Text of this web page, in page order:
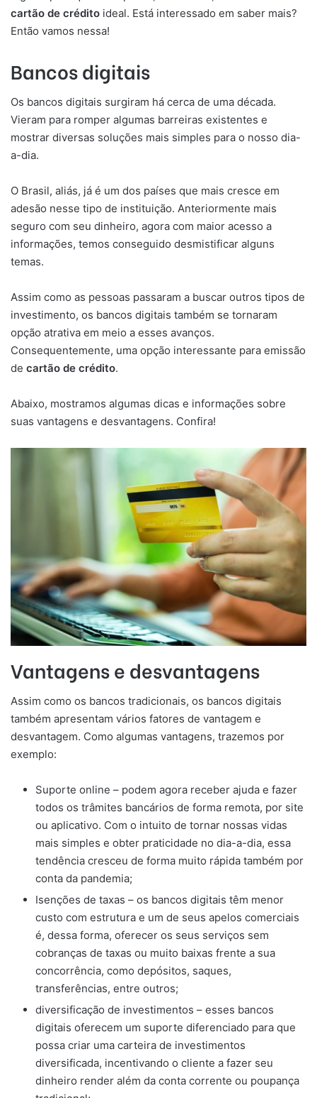
cartão de crédito ideal. Está interessado em saber mais?
Então vamos nessa!
Bancos digitais
Os bancos digitais surgiram há cerca de uma década.
Vieram para romper algumas barreiras existentes e
mostrar diversas soluções mais simples para o nosso dia-
a-dia.
O Brasil, aliás, já é um dos países que mais cresce em
adesão nesse tipo de instituição. Anteriormente mais
seguro com seu dinheiro, agora com maior acesso a
informações, temos conseguido desmistificar alguns
temas.
Assim como as pessoas passaram a buscar outros tipos de
investimento, os bancos digitais também se tornaram
opção atrativa em meio a esses avanços.
Consequentemente, uma opção interessante para emissão
de cartão de crédito.
Abaixo, mostramos algumas dicas e informações sobre
suas vantagens e desvantagens. Confira!
Vantagens e desvantagens
Assim como os bancos tradicionais, os bancos digitais
também apresentam vários fatores de vantagem e
desvantagem. Como algumas vantagens, trazemos por
exemplo:
Suporte online – podem agora receber ajuda e fazer
todos os trâmites bancários de forma remota, por site
ou aplicativo. Com o intuito de tornar nossas vidas
mais simples e obter praticidade no dia-a-dia, essa
tendência cresceu de forma muito rápida também por
conta da pandemia;
Isenções de taxas – os bancos digitais têm menor
custo com estrutura e um de seus apelos comerciais
é, dessa forma, oferecer os seus serviços sem
cobranças de taxas ou muito baixas frente a sua
concorrência, como depósitos, saques,
transferências, entre outros;
diversificação de investimentos – esses bancos
digitais oferecem um suporte diferenciado para que
possa criar uma carteira de investimentos
diversificada, incentivando o cliente a fazer seu
dinheiro render além da conta corrente ou poupança